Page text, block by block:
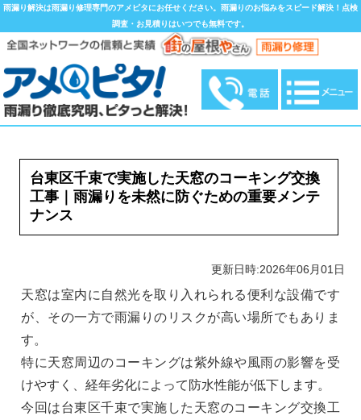
雨漏り解決は雨漏り修理専門のアメピタにお任せください。雨漏りのお悩みをスピード解決！点検
調査・お見積りはいつでも無料です。
台東区千束で実施した天窓のコーキング交換
工事｜雨漏りを未然に防ぐための重要メンテ
ナンス
更新日時:2026年06月01日
天窓は室内に自然光を取り入れられる便利な設備です
が、その一方で雨漏りのリスクが高い場所でもありま
す。
特に天窓周辺のコーキングは紫外線や風雨の影響を受
けやすく、経年劣化によって防水性能が低下します。
今回は台東区千束で実施した天窓のコーキング交換工